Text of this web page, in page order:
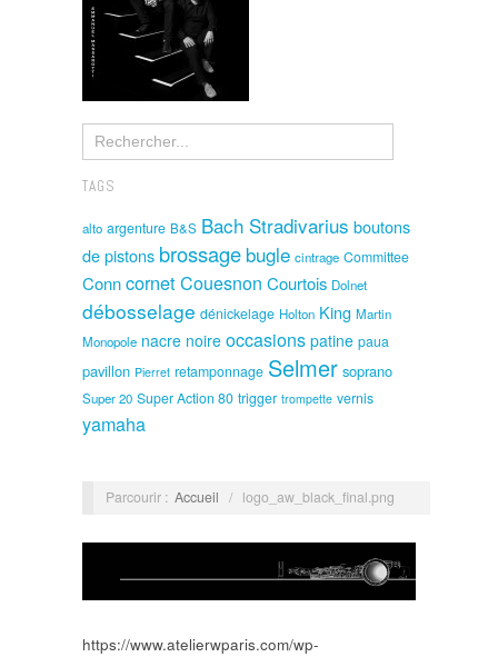
TAGS
alto argenture B&S Bach Stradivarius boutons
de pistons brossage bugle cintrage Committee
ConncornetCouesnon Courtois Dolnet
débosselage dénickelage Holton King Martin
Monopole nacre noire occasions patine paua
pavillon Pierret retamponnage Selmer soprano
Super 20 Super Action 80 trigger trompette vernis
yamaha
Parcourir : Accueil / logo_aw_black_final.png
https://www.atelierwparis.com/wp-